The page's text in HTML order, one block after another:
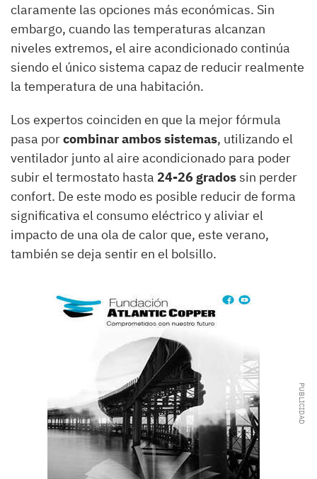
claramente las opciones más económicas. Sin
embargo, cuando las temperaturas alcanzan
niveles extremos, el aire acondicionado continúa
siendo el único sistema capaz de reducir realmente
la temperatura de una habitación.
Los expertos coinciden en que la mejor fórmula
pasa porcombinar ambos sistemas, utilizando el
ventilador junto al aire acondicionado para poder
subir el termostato hasta 24-26 gradossin perder
confort. De este modo es posible reducir de forma
significativa el consumo eléctrico y aliviar el
impacto de una ola de calor que, este verano,
también se deja sentir en el bolsillo.